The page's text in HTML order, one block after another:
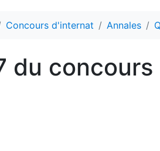
Concours d'internat Annales
du